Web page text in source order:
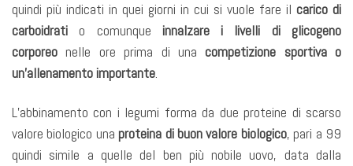
quindi più indicati in quei giorni in cui si vuole fare il carico di
carboidrati o comunque innalzare i livelli di glicogeno
corporeo nelle ore prima di unacompetizione sportiva o
un’allenamento importante.
L’abbinamento con i legumi forma da due proteine di scarso
valore biologico unaproteina di buon valore biologico, pari a 99
quindi simile a quelle del ben più nobile uovo, data dalla